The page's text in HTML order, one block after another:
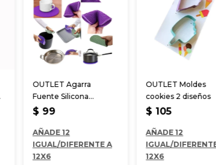
OUTLET Agarra
Fuente Silicona
redondo 20*20 cm
$ 99
AÑADE 12
IGUAL/DIFERENTE A
12X6
OUTLET Moldes
cookies 2 diseños
$ 105
AÑADE 12
IGUAL/
12X6